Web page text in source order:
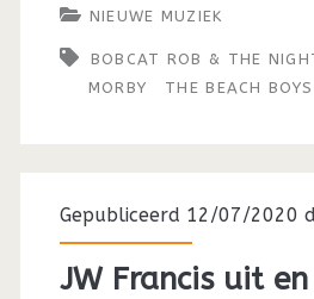
NIEUWE MUZIEK
BOBCAT ROB & THE
MORBY
THE BEACH BOYS
Gepubliceerd 12/07/2020
JW Francis uit